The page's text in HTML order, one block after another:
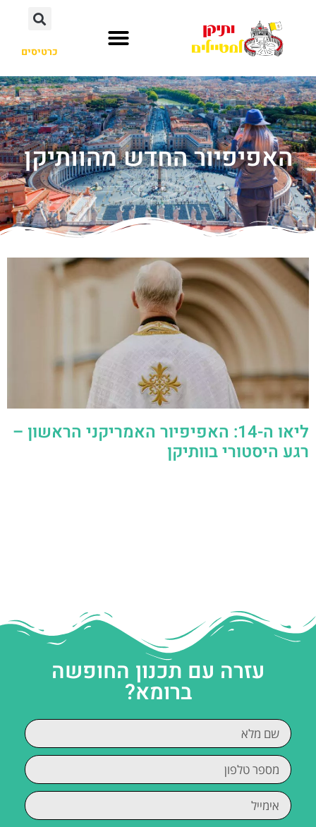
כרטיסים
האפיפיור החדש מהוותיקן
ליאו ה-14: האפיפיור האמריקני הראשון –
רגע היסטורי בוותיקן
עזרה עם תכנון החופשה
ברומא?